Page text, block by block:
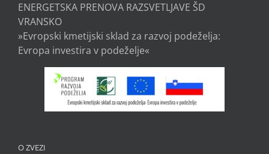
ENERGETSKA PRENOVA RAZSVETLJAVE ŠD
VRANSKO
»Evropski kmetijski sklad za razvoj podeželja:
Evropa investira v podeželje«
O ZVEZI